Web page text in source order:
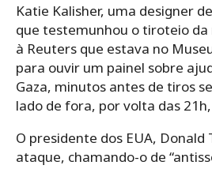
Katie Kalisher, uma designer
que testemunhou o tiroteio da
à Reuters que estava no
para ouvir um painel sobre
Gaza, minutos antes de tiros
lado de fora, por volta das
O presidente dos EUA, Donald
ataque, chamando-o de